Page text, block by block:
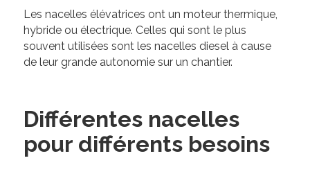
Les nacelles élévatrices ont un moteur thermique,
hybride ou électrique. Celles qui sont le plus
souvent utilisées sont les nacelles diesel à cause
de leur grande autonomie sur un chantier.
Différentes nacelles
pour différents besoins